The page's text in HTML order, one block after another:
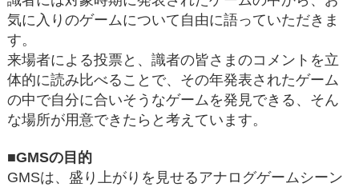
気に入りのゲームについて自由に語っていただきま
す。
来場者による投票と、識者の皆さまのコメントを立
体的に読み比べることで、その年発表されたゲーム
の中で自分に合いそうなゲームを発見できる、そん
な場所が用意できたらと考えています。
■GMSの目的
GMSは、盛り上がりを見せるアナログゲームシーン